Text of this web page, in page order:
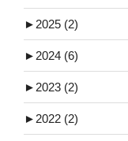
► 2025 (2)
► 2024 (6)
► 2023 (2)
► 2022 (2)